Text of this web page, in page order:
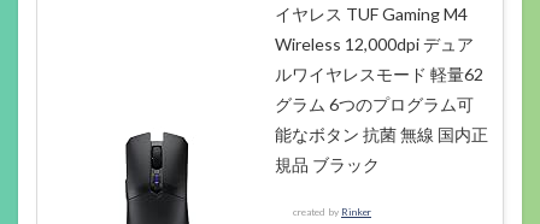
イヤレス TUF Gaming M4
Wireless 12,000dpi デュア
ルワイヤレスモード 軽量62
グラム 6つのプログラム可
能なボタン 抗菌 無線 国内正
規品 ブラック
created by Rinker